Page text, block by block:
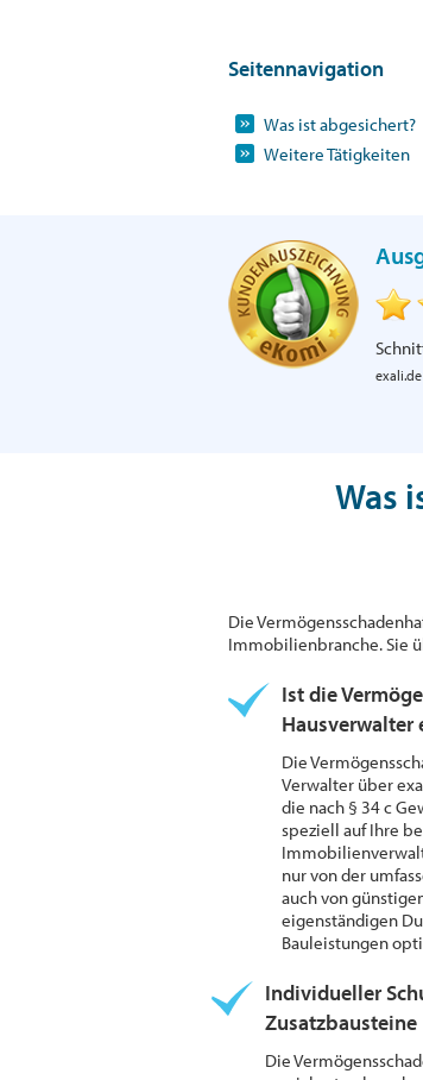
Seitennavigation
Was ist abgesichert?
Weitere Tätigkeiten
exali.de
Was
Die
Immobilienbranche. Sie
Ist die
Hausverwalter
Die
Verwalter über
die nach § 34 c
speziell auf Ihre
nur von der
auch von
eigenständigen
Bauleistungen
Individueller
Zusatzbausteine
Die